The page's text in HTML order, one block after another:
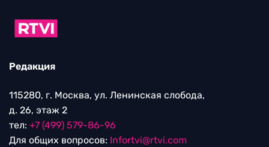
Редакция
115280, г. Москва, ул. Ленинская слобода,
д. 26, этаж 2
тел: +7 (499) 579-86-96
Для общих вопросов: Infortvi@rtvi.com